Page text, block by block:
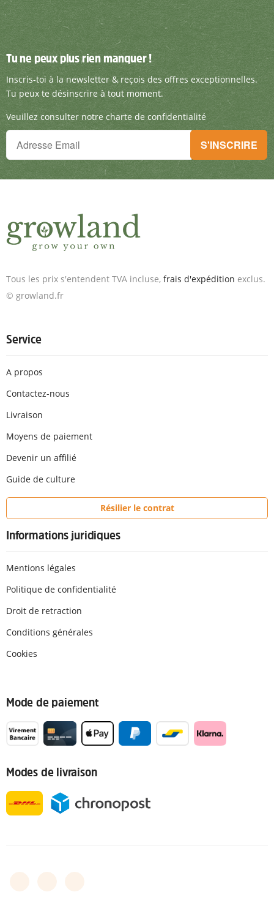
Tu ne peux plus rien manquer !
Inscris-toi à la newsletter & reçois des offres
Tu ne peux plus rien manquer !
Inscris-toi à la newsletter & reçois des offres exceptionnelles.
Tu peux te désinscrire à tout moment.
Veuillez consulter notre charte de confidentialité
Tu ne peux plus rien manquer !
Inscris-toi à la newsletter & reçois des offres exceptionnelles.
S'INSCRIRE
Tous les prix s'entendent TVA incluse, frais d'expédition exclus.
© growland.fr
Service
A propos
Contactez-nous
Livraison
Moyens de paiement
Devenir un affilié
Guide de culture
Résilier le contrat
Informations juridiques
Mentions légales
Politique de confidentialité
Droit de retraction
Conditions générales
Cookies
Mode de paiement
Modes de livraison